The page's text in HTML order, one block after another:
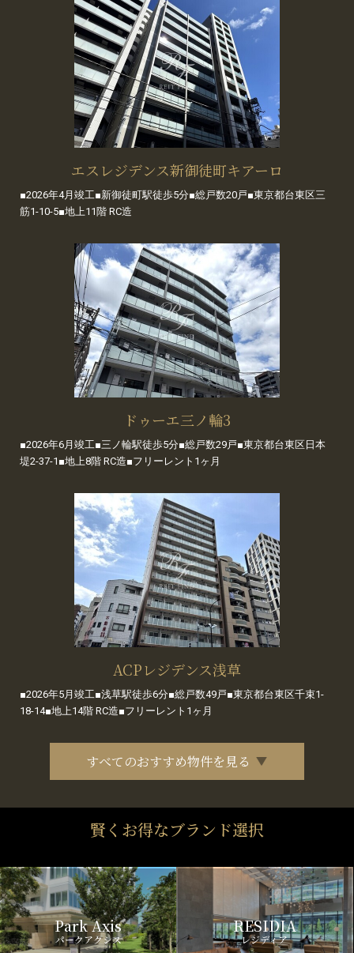
エスレジデンス新御徒町キアーロ
■2026年4月竣工■新御徒町駅徒歩5分■総戸数20戸■東京都台東区三
筋1-10-5■地上11階 RC造
ドゥーエ三ノ輪3
■2026年6月竣工■三ノ輪駅徒歩5分■総戸数29戸■東京都台東区日本
堤2-37-1■地上8階 RC造■フリーレント1ヶ月
ACPレジデンス浅草
■2026年5月竣工■浅草駅徒歩6分■総戸数49戸■東京都台東区千束1-
18-14■地上14階 RC造■フリーレント1ヶ月
すべてのおすすめ物件を見る
賢くお得なブランド選択
Park Axis
パークアクシス
RESIDIA
レジディア